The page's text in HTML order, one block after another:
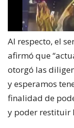
Al respecto, el
afirmó que
otorgó las
y esperamos
finalidad de
y poder restituir